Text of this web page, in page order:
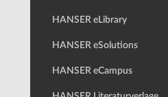
HANSER eLibrary
HANSER eSolutions
HANSER eCampus